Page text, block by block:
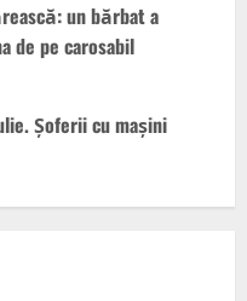
un bărbat a
de pe carosabil
Șoferii cu mașini